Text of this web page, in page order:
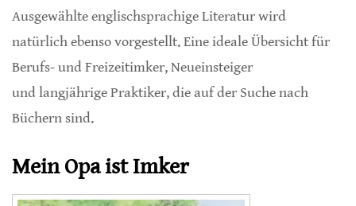
Ausgewählte englischsprachige Literatur wird
natürlich ebenso vorgestellt. Eine ideale Übersicht für
Berufs- und Freizeitimker, Neueinsteiger
und langjährige Praktiker, die auf der Suche nach
Büchern sind.
Mein Opa ist Imker